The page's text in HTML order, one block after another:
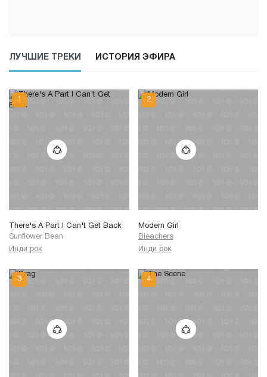
ЛУЧШИЕ ТРЕКИ ИСТОРИЯ ЭФИРА
There's A Part I Can't Get Back
Sunflower Bean
Инди рок
Modern Girl
Bleachers
Инди рок